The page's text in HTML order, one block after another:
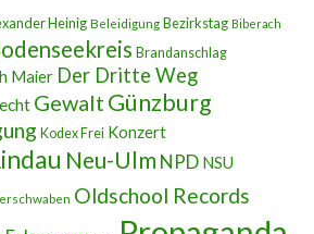
Heinig Beleidigung Bezirkstag Biberach
Brandanschlag
Maier Der Dritte Weg
Gewalt Günzburg
Kodex Frei Konzert
Neu-Ulm NPD NSU
Oldschool Records